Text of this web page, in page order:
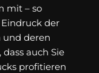
mit – so
der
und deren
auch Sie
profitieren